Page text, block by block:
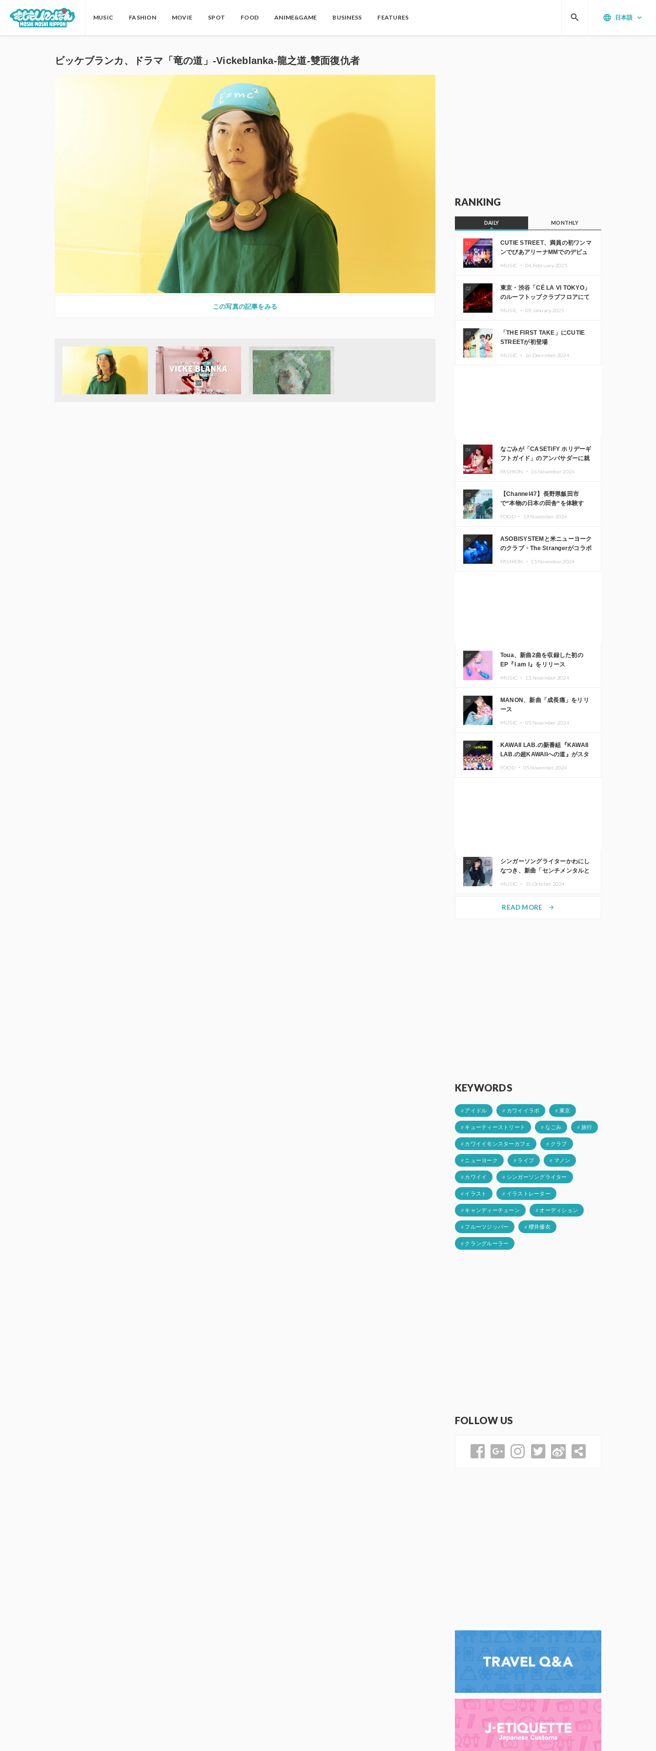
MUSIC FASHION MOVIE SPOT FOOD ANIME&GAME BUSINESS FEATURES language 日本語 keyboard_arrow_down
search
ビッケブランカ、ドラマ「竜の道」-Vickeblanka-龍之道-雙面復仇者
この写真の記事をみる
RANKING
DAILY MONTHLY
01
CUTIE STREET、満員の初ワンマ
ンでぴあアリーナMMでのデビュ
MUSIC ・ 04.February.2025
02
東京・渋谷「CÉ LA VI TOKYO」
のルーフトップクラブフロアにて
Kza（FORCE OF NATURE）ら日
本を代表するDJ・クリエイターが
出演
MUSIC ・ 09.January.2025
03
「THE FIRST TAKE」にCUTIE
STREETが初登場
MUSIC ・ 16.December.2024
04
なごみが「CASETiFY ホリデーギ
フトガイド」のアンバサダーに就
FASHION ・ 26.November.2024
05
【Channel47】長野県飯田市
で“本物の日本の田舎“を体験す
FOOD ・ 19.November.2024
06
ASOBISYSTEMと米ニューヨーク
のクラブ・The Strangerがコラボ
FASHION ・ 15.November.2024
07
Toua、新曲2曲を収録した初の
EP『I am I』をリリース
MUSIC ・ 13.November.2024
08
MANON、新曲「成長痛」をリリ
ース
MUSIC ・ 05.November.2024
09
KAWAII LAB.の新番組『KAWAII
LAB.の超KAWAIIへの道』がスタ
FOOD ・ 05.November.2024
10
シンガーソングライターかわにし
なつき、新曲「センチメンタルと
MUSIC ・ 31.October.2024
READ MORE arrow_forward
KEYWORDS
# アイドル # カワイイラボ # 東京
# キューティーストリート # なごみ # 旅行
# カワイイモンスターカフェ # クラブ
# ニューヨーク # ライブ # マノン
# カワイイ # シンガーソングライター
# イラスト # イラストレーター
# キャンディーチューン # オーディション
# フルーツジッパー # 櫻井優衣
# クラングルーラー
FOLLOW US